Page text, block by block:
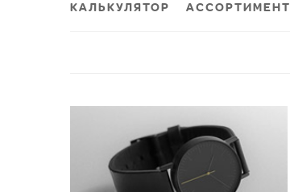
КАЛЬКУЛЯТОР АССОРТИМЕНТ